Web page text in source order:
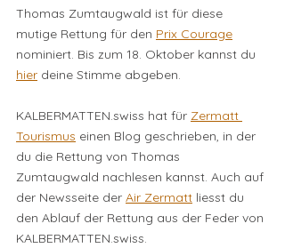
Thomas Zumtaugwald ist für diese
mutige Rettung für den Prix Courage
nominiert. Bis zum 18. Oktober kannst du
hier deine Stimme abgeben.
KALBERMATTEN.swiss hat für Zermatt
Tourismus einen Blog geschrieben, in der
du die Rettung von Thomas
Zumtaugwald nachlesen kannst. Auch auf
der Newsseite der Air Zermatt liesst du
den Ablauf der Rettung aus der Feder von
KALBERMATTEN.swiss.